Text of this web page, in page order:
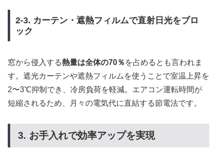
2-3. カーテン・遮熱フィルムで直射日光をブロ
ック
窓から侵入する熱量は全体の70％ を占めるとも言われま
す。遮光カーテンや遮熱フィルムを使うことで室温上昇を
2〜3℃抑制でき、冷房負荷を軽減。エアコン運転時間が
短縮されるため、月々の電気代に直結する節電法です。
3. お手入れで効率アップを実現